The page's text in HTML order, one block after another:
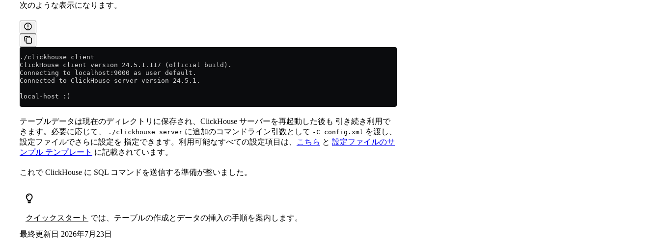
次のような表示になります。
./clickhouse client
ClickHouse client version 24.5.1.117 (official build).
Connecting to localhost:9000 as user default.
Connected to ClickHouse server version 24.5.1.
local-host :)
テーブルデータは現在のディレクトリに保存され、ClickHouse サーバーを再起動した後も 引き続き利用で
きます。必要に応じて、
./clickhouse server に追加のコマンドライン引数として -C config.xml を渡し、
設定ファイルでさらに設定を 指定できます。利用可能なすべての設定項目は、
こちら と 設定ファイルのサ
ンプル テンプレート に記載されています。
これで ClickHouse に SQL コマンドを送信する準備が整いました。
クイックスタート では、テーブルの作成とデータの挿入の手順を案内します。
最終更新日 2026年7月23日